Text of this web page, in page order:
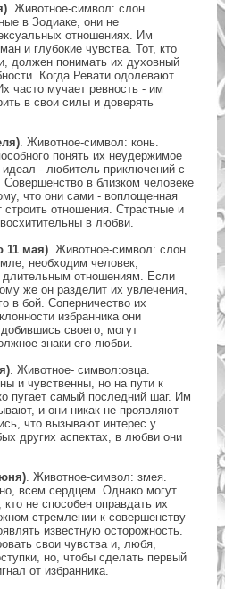
. Животное-символ: слон .
в Зодиаке, они не
отношениях. Им
и глубокие чувства. Тот, кто
должен понимать их духовный
Когда Ревати одолевают
часто мучает ревность - им
в свои силы и доверять
. Животное-символ: конь.
понять их неудержимое
- любитель приключений с
в близком человеке
что они сами - воплощенная
отношения. Страстные и
в любви.
11 мая). Животное-символ: слон.
необходим человек,
отношениям. Если
же он разделит их увлечения,
в бой. Соперничество их
избранника они
своего, могут
знаки его любви.
. Животное- символ:овца.
и чувственны, но на пути к
пугает самый последний шаг. Им
и они никак не проявляют
что вызывают интерес у
других аспектах, в любви они
. Животное-символ: змея.
всем сердцем. Однако могут
не способен оправдать их
стремлении к совершенству
известную осторожность.
свои чувства и, любя,
но, чтобы сделать первый
от избранника.